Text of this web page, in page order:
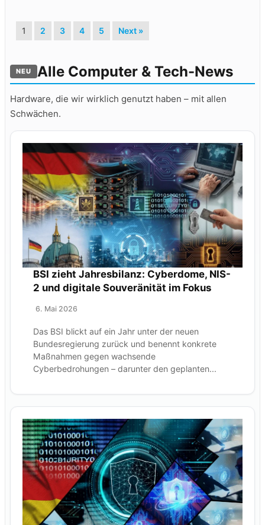
1 2 3 4 5 Next »
NEU Alle Computer & Tech-News
Hardware, die wir wirklich genutzt haben – mit allen
Schwächen.
BSI zieht Jahresbilanz: Cyberdome, NIS-
2 und digitale Souveränität im Fokus
6. Mai 2026
Das BSI blickt auf ein Jahr unter der neuen
Bundesregierung zurück und benennt konkrete
Maßnahmen gegen wachsende
Cyberbedrohungen – darunter den geplanten...